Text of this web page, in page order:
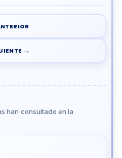
→
han consultado en la